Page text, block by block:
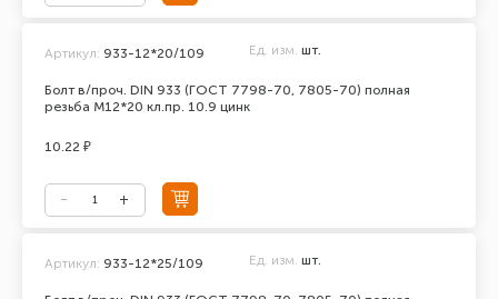
Болт в/проч. DIN 933 (ГОСТ 7798-70, 7805-70) полная
резьба М12*20 кл.пр. 10.9 цинк
Артикул: 933-12*20/109 Ед. изм. шт.
10.22 ₽
Артикул: 933-12*25/109 Ед. изм. шт.